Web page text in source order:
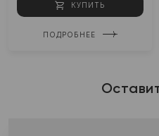
КУПИТЬ
ПОДРОБНЕЕ